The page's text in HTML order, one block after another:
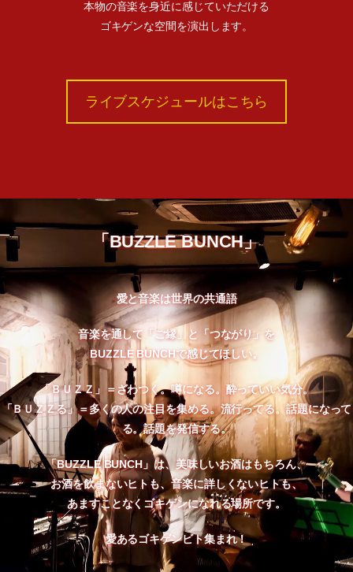
本物の音楽を身近に感じていただける
ゴキゲンな空間を演出します。
ライブスケジュールはこちら
「BUZZLE BUNCH」
愛と音楽は世界の共通語
音楽を通して「ご縁」と「つながり」を
BUZZLE BUNCHで感じてほしい。
「ＢＵＺＺ」＝ざわつく。噂になる。酔っていい気分。
「ＢＵＺＺる」＝多くの人の注目を集める。流行ってる。話題になって
る。話題を発信する。
「BUZZLE BUNCH」は、美味しいお酒はもちろん、
お酒を飲まないヒトも、音楽に詳しくないヒトも、
あますことなくゴキゲンになれる場所です。
愛あるゴキゲンビト集まれ！